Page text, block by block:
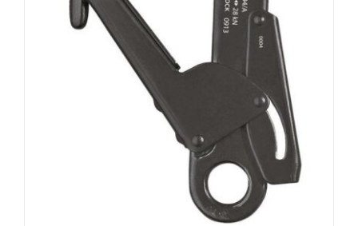
AUSFÜHRUNG WÄHLEN DETAILS